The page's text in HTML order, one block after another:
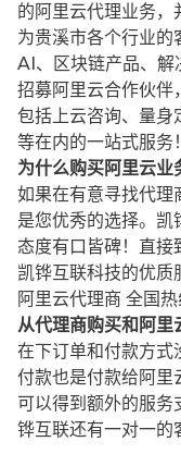
的阿里云代理业务，
为贵溪市各个行业的
AI、区块链产品、解
招募阿里云合作伙伴
包括上云咨询、量身
等在内的一站式服务！
为什么购买阿里云业
如果在有意寻找代理
是您优秀的选择。凯
态度有口皆碑！直接
凯铧互联科技的优质
阿里云代理商 全国
从代理商购买和阿里
在下订单和付款方式
付款也是付款给阿里
可以得到额外的服
铧互联还有一对一的